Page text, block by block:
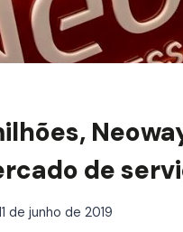
de
de junho de 2019